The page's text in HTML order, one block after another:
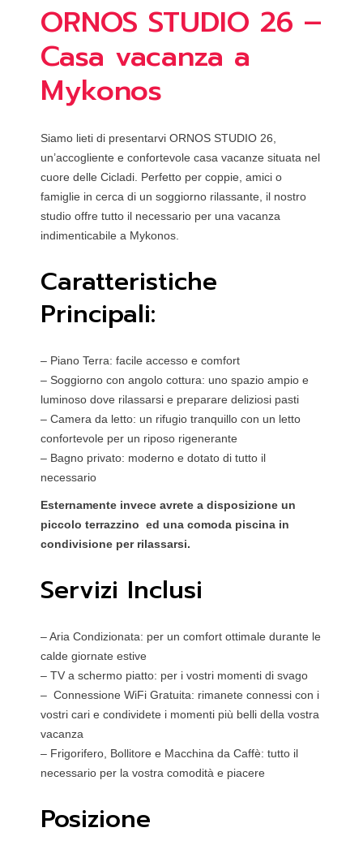
ORNOS STUDIO 26 –
Casa vacanza a
Mykonos
Siamo lieti di presentarvi ORNOS STUDIO 26,
un’accogliente e confortevole casa vacanze situata nel
cuore delle Cicladi. Perfetto per coppie, amici o
famiglie in cerca di un soggiorno rilassante, il nostro
studio offre tutto il necessario per una vacanza
indimenticabile a Mykonos.
Caratteristiche
Principali:
– Piano Terra: facile accesso e comfort
– Soggiorno con angolo cottura: uno spazio ampio e
luminoso dove rilassarsi e preparare deliziosi pasti
– Camera da letto: un rifugio tranquillo con un letto
confortevole per un riposo rigenerante
– Bagno privato: moderno e dotato di tutto il
necessario
Esternamente invece avrete a disposizione un
piccolo terrazzino ed una comoda piscina in
condivisione per rilassarsi.
Servizi Inclusi
– Aria Condizionata: per un comfort ottimale durante le
calde giornate estive
– TV a schermo piatto: per i vostri momenti di svago
– Connessione WiFi Gratuita: rimanete connessi con i
vostri cari e condividete i momenti più belli della vostra
vacanza
– Frigorifero, Bollitore e Macchina da Caffè: tutto il
necessario per la vostra comodità e piacere
Posizione